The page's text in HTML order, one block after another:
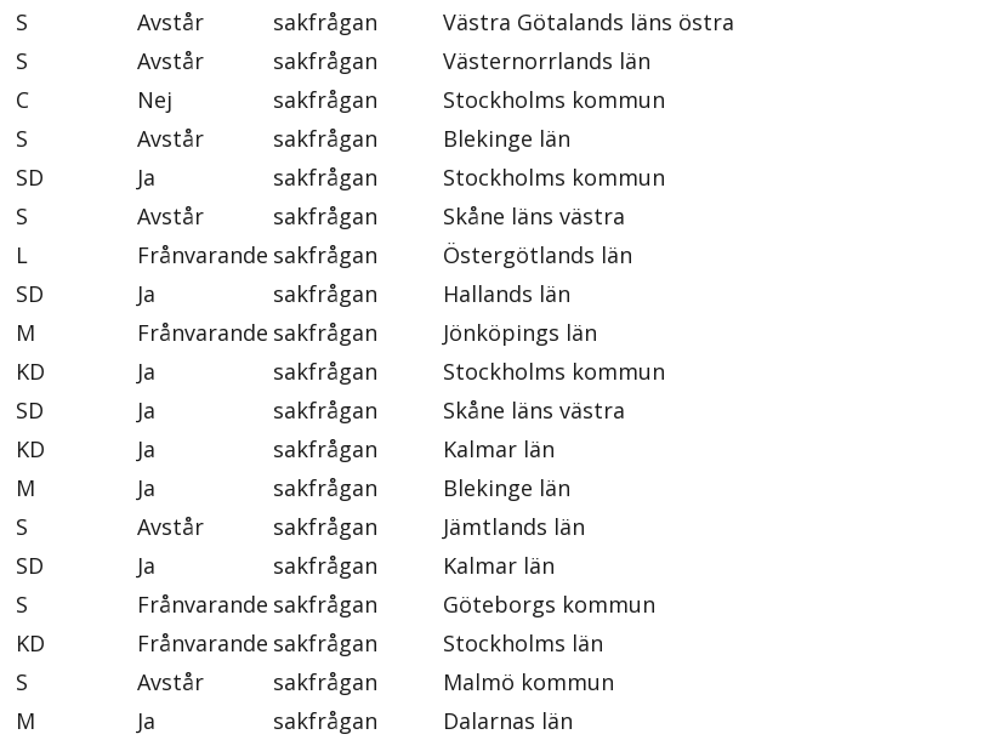
S Avstår sakfrågan
Västra Götalands läns östra
S Avstår sakfrågan
Västernorrlands län
C Nej sakfrågan
Stockholms kommun
S Avstår sakfrågan
Blekinge län
SD Ja sakfrågan
Stockholms kommun
S Avstår sakfrågan
Skåne läns västra
L Frånvarande sakfrågan
Östergötlands län
SD Ja sakfrågan
Hallands län
M Frånvarande sakfrågan
Jönköpings län
KD Ja sakfrågan
Stockholms kommun
SD Ja sakfrågan
Skåne läns västra
KD Ja sakfrågan
Kalmar län
M Ja sakfrågan
Blekinge län
S Avstår sakfrågan
Jämtlands län
SD Ja sakfrågan
Kalmar län
S Frånvarande sakfrågan
Göteborgs kommun
KD Frånvarande sakfrågan
Stockholms län
S Avstår sakfrågan
Malmö kommun
M Ja sakfrågan
Dalarnas län